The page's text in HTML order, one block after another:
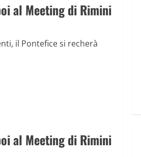
al Meeting di Rimini
il Pontefice si recherà
al Meeting di Rimini